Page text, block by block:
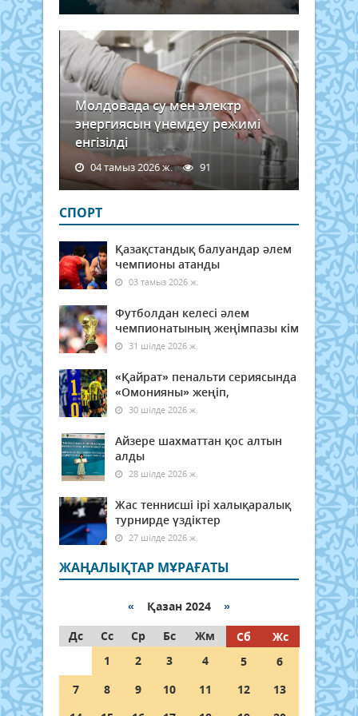
Молдовада су мен электр
энергиясын үнемдеу режимі
енгізілді
04 тамыз 2026 ж. 91
СПОРТ
Қазақстандық балуандар әлем
чемпионы атанды
03 тамыз 2026 ж.
Футболдан келесі әлем
чемпионатының жеңімпазы кім
31 шілде 2026 ж.
«Қайрат» пенальти сериясында
«Омонияны» жеңіп,
30 шілде 2026 ж.
Айзере шахматтан қос алтын
алды
28 шілде 2026 ж.
Жас теннисші ірі халықаралық
турнирде үздіктер
27 шілде 2026 ж.
ЖАҢАЛЫҚТАР МҰРАҒАТЫ
« Қазан 2024 »
Дс
Сс Ср Бс Жм Сб
Жс
1
2 3 4 5
6
7
8 9 10 11 12
13